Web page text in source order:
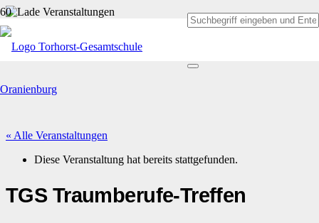
« Alle Veranstaltungen
Diese Veranstaltung hat bereits stattgefunden.
TGS Traumberufe-Treffen